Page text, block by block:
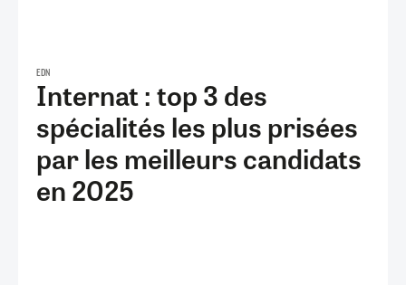
EDN
Internat : top 3 des
spécialités les plus prisées
par les meilleurs candidats
en 2025